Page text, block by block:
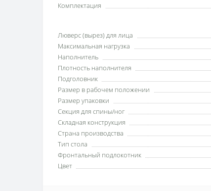
Комплектация
Люверс (вырез) для лица
Максимальная нагрузка
Наполнитель
Плотность наполнителя
Подголовник
Размер в рабочем положении
Размер упаковки
Секция для спины/ног
Складная конструкция
Страна производства
Тип стола
Фронтальный подлокотник
Цвет